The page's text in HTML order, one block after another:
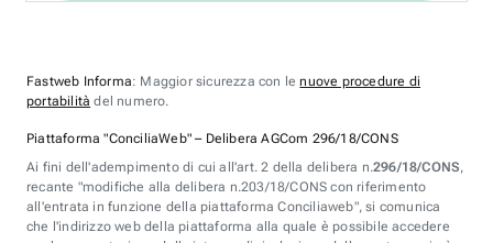
Fastweb Informa: Maggior sicurezza con lenuove procedure di
portabilità del numero.
Piattaforma "ConciliaWeb" – Delibera AGCom 296/18/CONS
Ai fini dell'adempimento di cui all'art. 2 della delibera n.296/18/CONS,
recante "modifiche alla delibera n.203/18/CONS con riferimento
all'entrata in funzione della piattaforma Conciliaweb", si comunica
che l'indirizzo web della piattaforma alla quale è possibile accedere